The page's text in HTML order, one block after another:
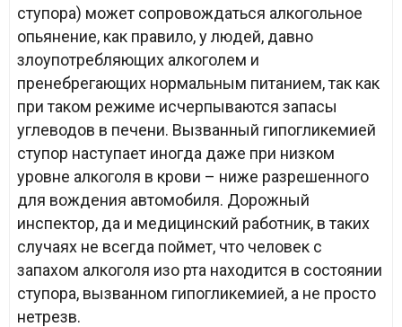
ступора) может сопровождаться алкогольное
опьянение, как правило, у людей, давно
злоупотребляющих алкоголем и
пренебрегающих нормальным питанием, так как
при таком режиме исчерпываются запасы
углеводов в печени. Вызванный гипогликемией
ступор наступает иногда даже при низком
уровне алкоголя в крови – ниже разрешенного
для вождения автомобиля. Дорожный
инспектор, да и медицинский работник, в таких
случаях не всегда поймет, что человек с
запахом алкоголя изо рта находится в состоянии
ступора, вызванном гипогликемией, а не просто
нетрезв.